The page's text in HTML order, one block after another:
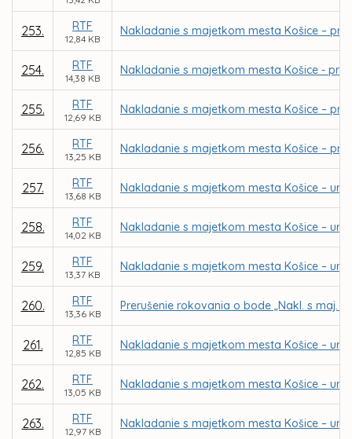
253. RTF
12,84 KB
Nakladanie s majetkom mesta Košice –
254. RTF
14,38 KB
Nakladanie s majetkom mesta Košice -
255. RTF
12,69 KB
Nakladanie s majetkom mesta Košice –
256. RTF
13,25 KB
Nakladanie s majetkom mesta Košice –
257. RTF
13,68 KB
Nakladanie s majetkom mesta Košice –
258. RTF
14,02 KB
Nakladanie s majetkom mesta Košice –
259. RTF
13,37 KB
Nakladanie s majetkom mesta Košice –
260. RTF
13,36 KB
Prerušenie rokovania o bode „Nakl. s maj.
261. RTF
12,85 KB
Nakladanie s majetkom mesta Košice –
262. RTF
13,05 KB
Nakladanie s majetkom mesta Košice –
263. RTF
12,97 KB
Nakladanie s majetkom mesta Košice –